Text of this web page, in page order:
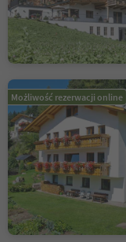
Możliwość rezerwacji online